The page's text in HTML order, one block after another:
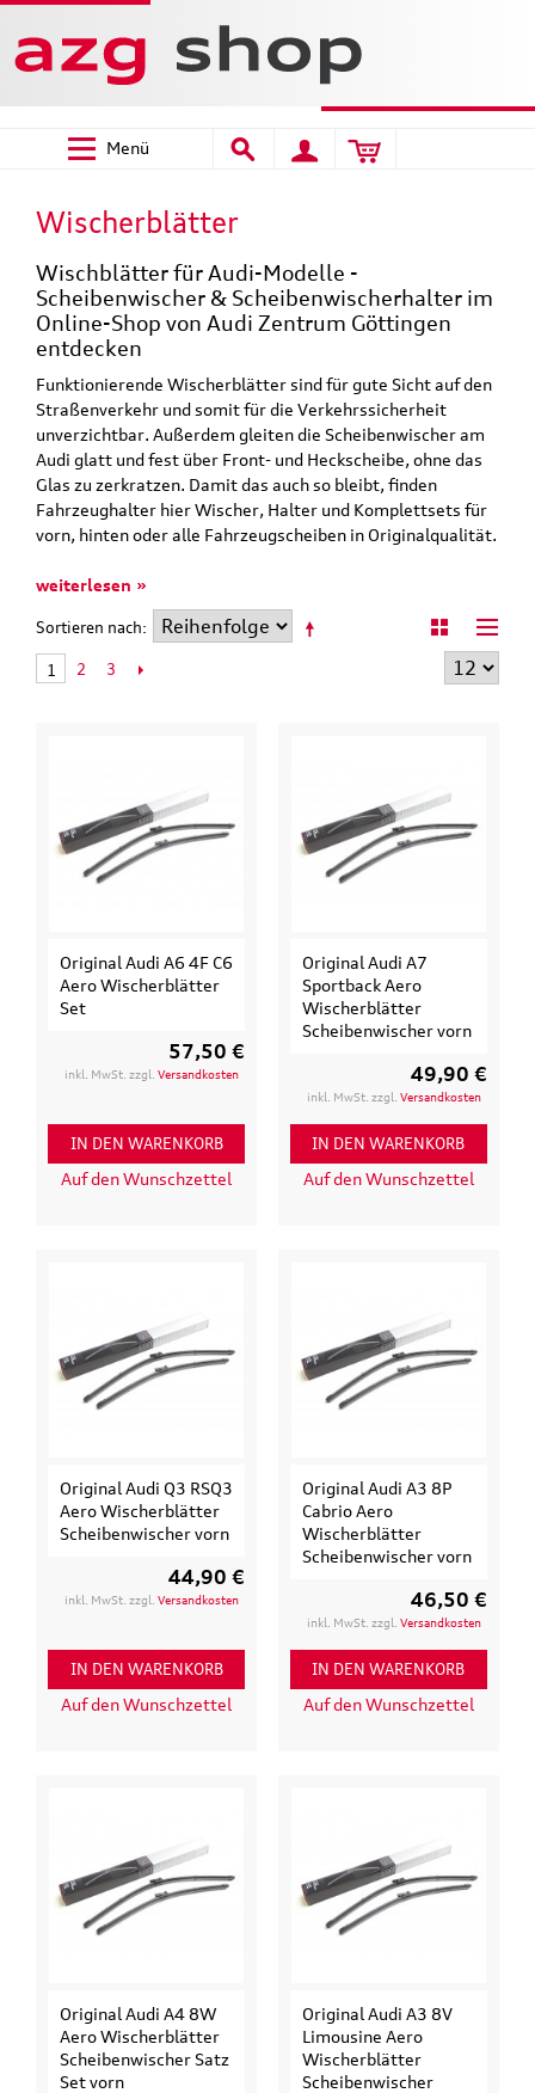
Menü
Wischerblätter
Wischblätter für Audi-Modelle -
Scheibenwischer & Scheibenwischerhalter im
Online-Shop von Audi Zentrum Göttingen
entdecken
Funktionierende Wischerblätter sind für gute Sicht auf den
Straßenverkehr und somit für die Verkehrssicherheit
unverzichtbar. Außerdem gleiten die Scheibenwischer am
Audi glatt und fest über Front- und Heckscheibe, ohne das
Glas zu zerkratzen. Damit das auch so bleibt, finden
Fahrzeughalter hier Wischer, Halter und Komplettsets für
vorn, hinten oder alle Fahrzeugscheiben in Originalqualität.
weiterlesen »
Sortieren nach
1 2 3
Original Audi A6 4F C6
Aero Wischerblätter
Set
57,50 €
inkl. MwSt. zzgl.Versandkosten
IN DEN WARENKORB
Auf den Wunschzettel
Original Audi A7
Sportback Aero
Wischerblätter
Scheibenwischer vorn
49,90 €
inkl. MwSt. zzgl. Versandkosten
IN DEN WARENKORB
Auf den Wunschzettel
Original Audi Q3 RSQ3
Aero Wischerblätter
Scheibenwischer vorn
44,90 €
inkl. MwSt. zzgl.Versandkosten
IN DEN WARENKORB
Auf den Wunschzettel
Original Audi A3 8P
Cabrio Aero
Wischerblätter
Scheibenwischer vorn
46,50 €
inkl. MwSt. zzgl. Versandkosten
IN DEN WARENKORB
Auf den Wunschzettel
Original Audi A4 8W
Aero Wischerblätter
Scheibenwischer Satz
Set vorn
Original Audi A3 8V
Limousine Aero
Wischerblätter
Scheibenwischer